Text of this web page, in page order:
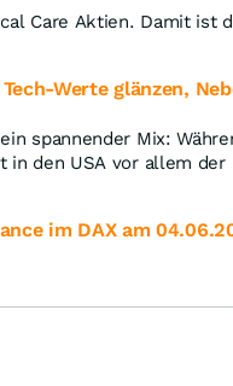
Care Aktien. Damit ist
Werte glänzen,
spannender Mix:
in den USA vor allem der
im DAX am